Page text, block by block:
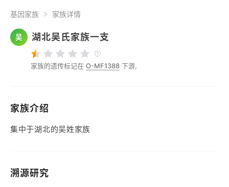
基因家族 家族详情
吴 湖北吴氏家族一支
家族的遗传标记在 O-MF1388 下游,
家族介绍
集中于湖北的吴姓家族
溯源研究